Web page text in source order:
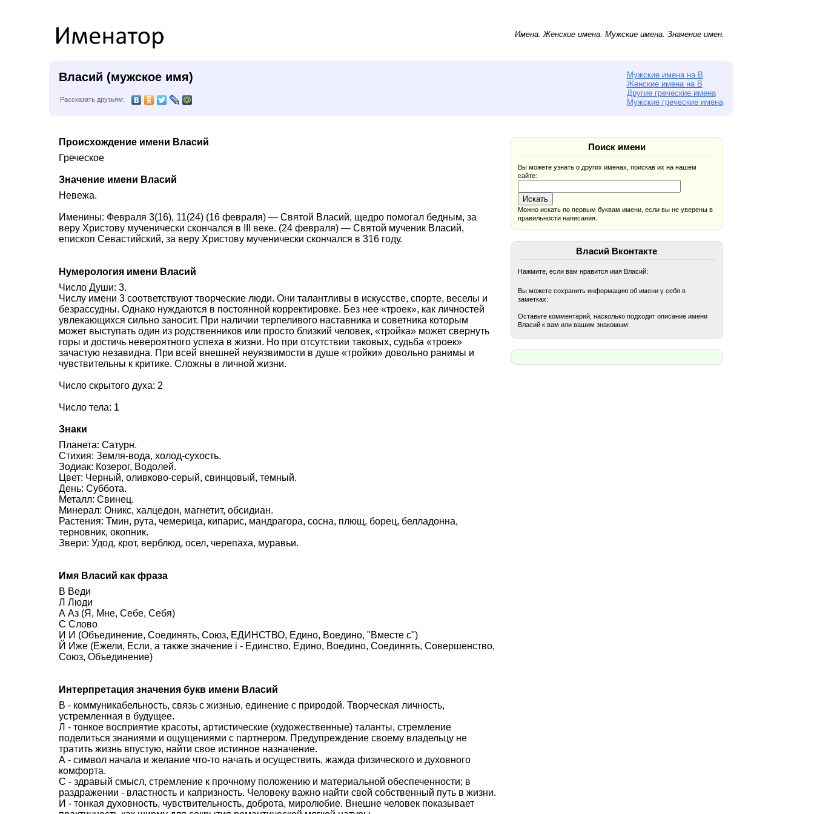
Имена.Женские имена.Мужские имена. Значение имен.
Власий (мужское имя)
Мужские имена на В
Женские имена на В
Другие греческие имена
Мужские греческие имена
Рассказать друзьям:
Происхождение имени Власий
Греческое
Значение имени Власий
Невежа.
Именины: Февраля 3(16), 11(24) (16 февраля) — Святой Власий, щедро помогал бедным, за
веру Христову мученически скончался в III веке. (24 февраля) — Святой мученик Власий,
епископ Севастийский, за веру Христову мученически скончался в 316 году.
Нумерология имени Власий
Число Души: 3.
Числу имени 3 соответствуют творческие люди. Они талантливы в искусстве, спорте, веселы и
безрассудны. Однако нуждаются в постоянной корректировке. Без нее «троек», как личностей
увлекающихся сильно заносит. При наличии терпеливого наставника и советника которым
может выступать один из родственников или просто близкий человек, «тройка» может свернуть
горы и достичь невероятного успеха в жизни. Но при отсутствии таковых, судьба «троек»
зачастую незавидна. При всей внешней неуязвимости в душе «тройки» довольно ранимы и
чувствительны к критике. Сложны в личной жизни.
Число скрытого духа: 2
Число тела: 1
Знаки
Планета: Сатурн.
Стихия: Земля-вода, холод-сухость.
Зодиак: Козерог, Водолей.
Цвет: Черный, оливково-серый, свинцовый, темный.
День: Суббота.
Металл: Свинец.
Минерал: Оникс, халцедон, магнетит, обсидиан.
Растения: Тмин, рута, чемерица, кипарис, мандрагора, сосна, плющ, борец, белладонна,
терновник, окопник.
Звери: Удод, крот, верблюд, осел, черепаха, муравьи.
Имя Власий как фраза
В Веди
Л Люди
А Аз (Я, Мне, Себе, Себя)
С Слово
И И (Объединение, Соединять, Союз, ЕДИНСТВО, Едино, Воедино, "Вместе с")
Й Иже (Ежели, Если, а также значение i - Единство, Едино, Воедино, Соединять, Совершенство,
Союз, Объединение)
Интерпретация значения букв имени Власий
В - коммуникабельность, связь с жизнью, единение с природой. Творческая личность,
устремленная в будущее.
Л - тонкое восприятие красоты, артистические (художественные) таланты, стремление
поделиться знаниями и ощущениями с партнером. Предупреждение своему владельцу не
тратить жизнь впустую, найти свое истинное назначение.
А - символ начала и желание что-то начать и осуществить, жажда физического и духовного
комфорта.
С - здравый смысл, стремление к прочному положению и материальной обеспеченности; в
раздражении - властность и капризность. Человеку важно найти свой собственный путь в жизни.
И - тонкая духовность, чувствительность, доброта, миролюбие. Внешне человек показывает
Поиск имени
Вы можете узнать о других именах, поискав их на нашем
сайте:
Можно искать по первым буквам имени, если вы не уверены в
правильности написания.
Власий Вконтакте
Нажмите, если вам нравится имя Власий:
Вы можете сохранить информацию об имени у себя в
заметках:
Оставьте комментарий, насколько подходит описание имени
Власий к вам или вашим знакомым: